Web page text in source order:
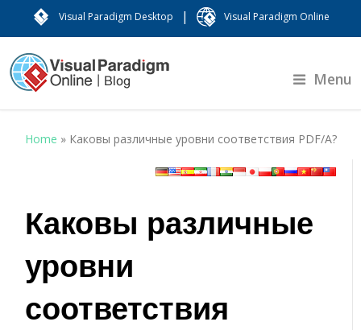
Visual Paradigm Desktop | Visual Paradigm Online
Menu
Home » Каковы различные уровни соответствия PDF/A?
Каковы различные
уровни
соответствия